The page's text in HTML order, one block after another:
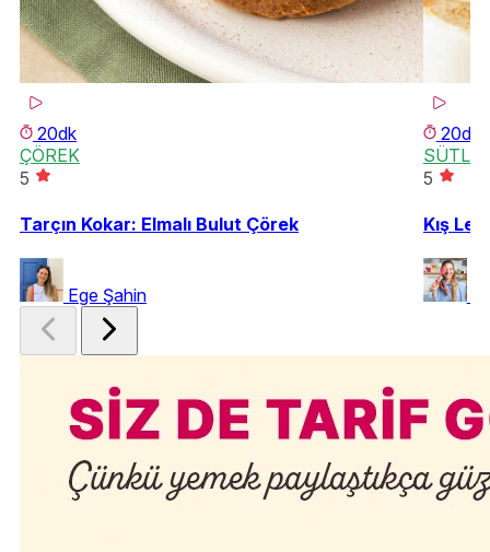
20dk
ÇÖREK
5
Tarçın Kokar: Elmalı Bulut Çörek
Ege Şahin
20dk
SÜTLÜ
5
Kış